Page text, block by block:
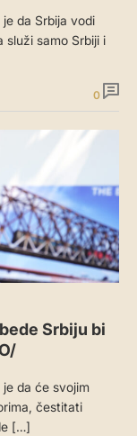
da Srbija vodi
služi samo Srbiji i
0
Srbiju bi
da će svojim
čestitati
[…]